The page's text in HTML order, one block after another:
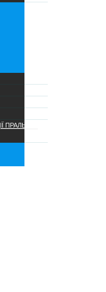
ПРАЛЬНІ В